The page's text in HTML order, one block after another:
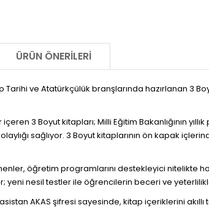
ÜRÜN ÖNERILERI
Tarihi ve Atatürkçülük branşlarında hazırlanan 3
3 Boyut kitapları; Milli Eğitim Bakanlığının
sağlıyor. 3 Boyut kitaplarının ön kapak
öğretim programlarını destekleyici nitelikte
yeni nesil testler ile öğrencilerin beceri ve
AKAS şifresi sayesinde, kitap içeriklerini